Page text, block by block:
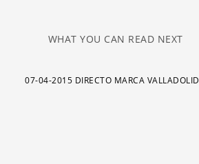
WHAT YOU CAN READ NEXT
07-04-2015 DIRECTO MARCA VALLADOLID